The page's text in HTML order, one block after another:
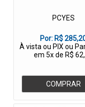
PCYES
Por: R$
À vista ou PIX ou
em 5x de R$
COMPRAR